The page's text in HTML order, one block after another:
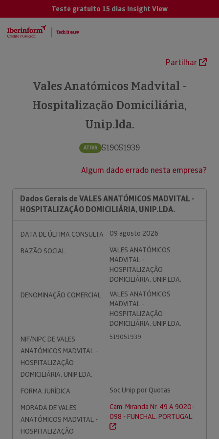
Teste gratuito 15 dias Insight View
Partilhar
Vales Anatómicos Madvital -
Hospitalização Domiciliária,
Unip.lda.
ATIVA 519051939
Algum dado errado nesta empresa?
Dados Gerais de VALES ANATÓMICOS MADVITAL -
HOSPITALIZAÇÃO DOMICILIÁRIA, UNIP.LDA.
DATA DE ÚLTIMA CONSULTA
09 agosto 2026
RAZÃO SOCIAL
VALES ANATÓMICOS
MADVITAL -
HOSPITALIZAÇÃO
DOMICILIÁRIA, UNIP.LDA.
DENOMINAÇÃO COMERCIAL
VALES ANATÓMICOS
MADVITAL -
HOSPITALIZAÇÃO
DOMICILIÁRIA, UNIP.LDA.
NIF/NIPC DE VALES
ANATÓMICOS MADVITAL -
HOSPITALIZAÇÃO
DOMICILIÁRIA, UNIP.LDA.
519051939
FORMA JURÍDICA
Soc.Unip.por Quotas
MORADA DE VALES
ANATÓMICOS MADVITAL -
HOSPITALIZAÇÃO
Cam. Miranda Nr. 49 A 9020-
098 - FUNCHAL. PORTUGAL.